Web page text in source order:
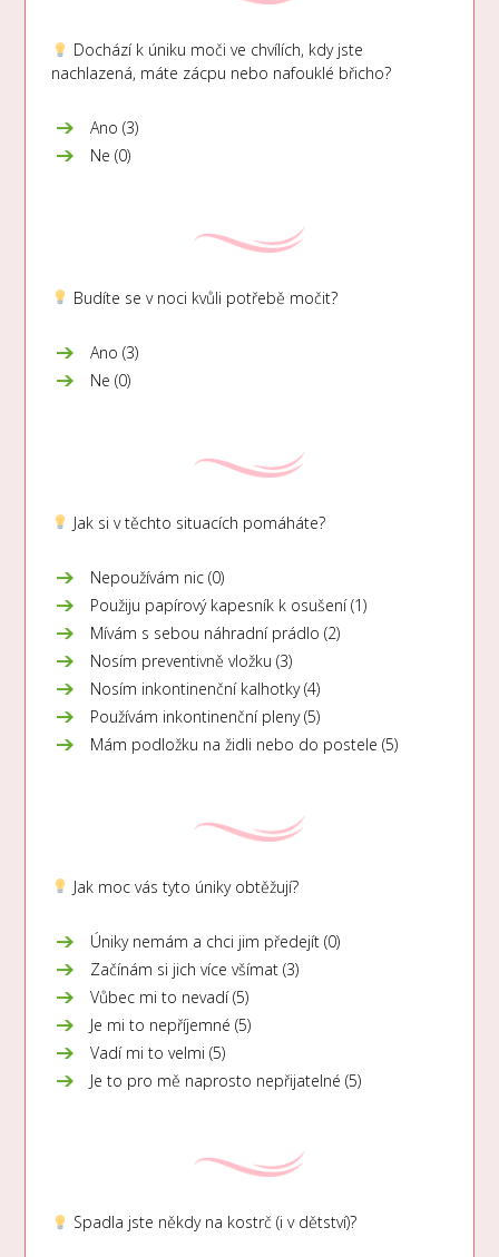
Dochází k úniku moči ve chvílích, kdy jste
nachlazená, máte zácpu nebo nafouklé břicho?
Ano (3)
Ne (0)
Budíte se v noci kvůli potřebě močit?
Ano (3)
Ne (0)
Jak si v těchto situacích pomáháte?
Nepoužívám nic (0)
Použiju papírový kapesník k osušení (1)
Mívám s sebou náhradní prádlo (2)
Nosím preventivně vložku(3)
Nosím inkontinenční kalhotky (4)
Používám inkontinenční pleny (5)
Mám podložku na židli nebo do postele (5)
Jak moc vás tyto úniky obtěžují?
Úniky nemám a chci jim předejít (0)
Začínám si jich více všímat (3)
Vůbec mi to nevadí (5)
Je mi to nepříjemné (5)
Vadí mi to velmi (5)
Je to pro mě naprosto nepřijatelné (5)
Spadla jste někdy na kostrč (i v dětství)?